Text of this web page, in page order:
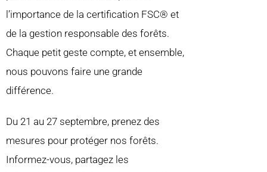
l’importance de la certification FSC®️ et
de la gestion responsable des forêts.
Chaque petit geste compte, et ensemble,
nous pouvons faire une grande
différence.
Du 21 au 27 septembre, prenez des
mesures pour protéger nos forêts.
Informez-vous, partagez les